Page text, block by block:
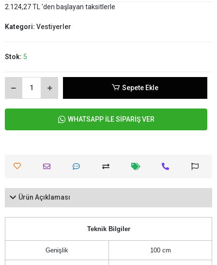
2.124,27 TL 'den başlayan taksitlerle
Kategori: Vestiyerler
Stok: 5
Sepete Ekle
WHATSAPP İLE SİPARİŞ VER
Ürün Açıklaması
Teknik Bilgiler
Genişlik 100 cm